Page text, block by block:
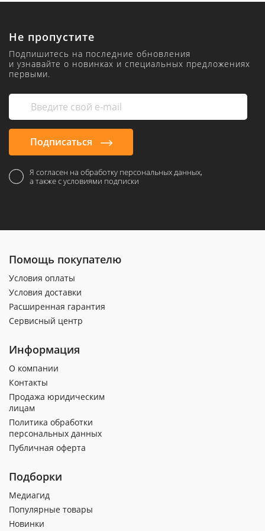
Не пропустите
Подпишитесь на последние обновления
и узнавайте о новинках и специальных предложениях
первыми.
Подписаться
Я согласен на обработку персональных данных,
а также с условиями подписки
Помощь покупателю
Условия оплаты
Условия доставки
Расширенная гарантия
Сервисный центр
Информация
О компании
Контакты
Продажа юридическим
лицам
Политика обработки
персональных данных
Публичная оферта
Подборки
Медиагид
Популярные товары
Новинки